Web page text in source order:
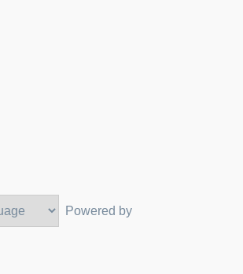
Powered by